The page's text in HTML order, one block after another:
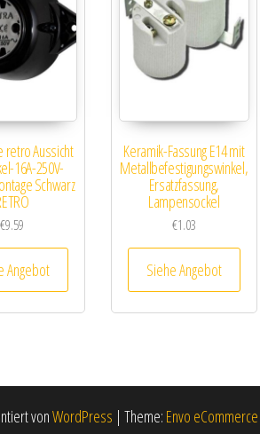
retro Aussicht
16A-250V-
Schwarz
€9.59
Angebot
Keramik-Fassung E14 mit
Metallbefestigungswinkel,
Ersatzfassung,
Lampensockel
€1.03
Siehe Angebot
vonWordPress | Theme: Envo eCommerce